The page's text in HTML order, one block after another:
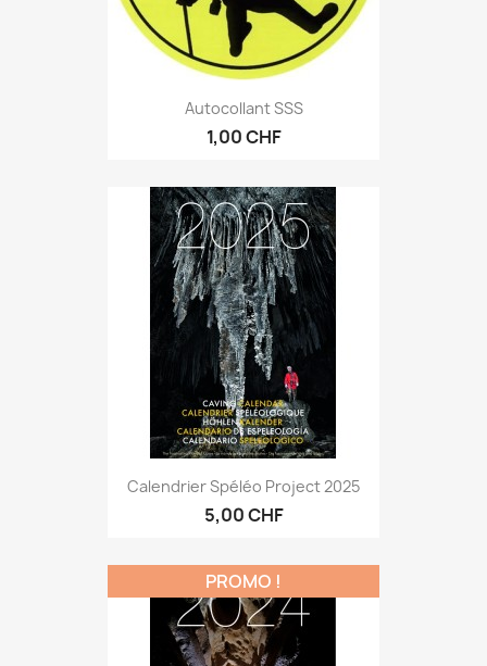
Autocollant SSS
1,00 CHF
Calendrier Spéléo Project 2025
5,00 CHF
PROMO !